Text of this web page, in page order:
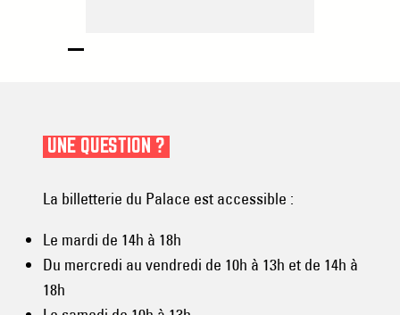
UNE QUESTION ?
La billetterie du Palace est accessible :
Le mardi de 14h à 18h
Du mercredi au vendredi de 10h à 13h et de 14h à
18h